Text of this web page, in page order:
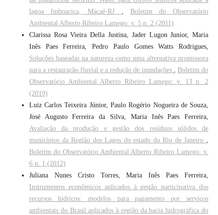
lagoa Imboacica, Macaé-RJ
Boletim do Observatório
Ambiental Alberto Ribeiro Lamego: v. 5 n. 2 (2011)
Clarissa Rosa Vieira Della Justina, Jader Lugon Junior, Maria
Inês Paes Ferreira, Pedro Paulo Gomes Watts Rodrigues,
Soluções baseadas na natureza como uma alternativa promissora
para a restauração fluvial e a redução de inundações
Boletim do
Observatório Ambiental Alberto Ribeiro Lamego: v. 13 n. 2
(2019)
Luiz Carlos Teixeira Júnior, Paulo Rogério Nogueira de Souza,
José Augusto Ferreira da Silva, Maria Inês Paes Ferreira,
Avaliação da produção e gestão dos resíduos sólidos de
municípios da Região dos Lagos do estado do Rio de Janeiro
Boletim do Observatório Ambiental Alberto Ribeiro Lamego: v.
6 n. 1 (2012)
Juliana Nunes Cristo Torres, Maria Inês Paes Ferreira,
Instrumentos econômicos aplicados à gestão participativa dos
recursos hídricos: modelos para pagamento por serviços
ambientais do Brasil aplicados à região da bacia hidrográfica do